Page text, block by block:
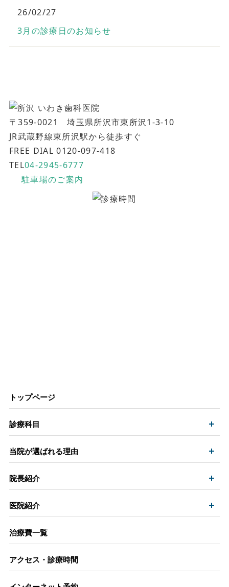
26/02/27
3月の診療日のお知らせ
〒359-0021 埼玉県所沢市東所沢1-3-10
JR武蔵野線東所沢駅から徒歩すぐ
FREE DIAL 0120-097-418
TEL04-2945-6777
駐車場のご案内
トップページ
診療科目
当院が選ばれる理由
院長紹介
医院紹介
治療費一覧
アクセス・診療時間